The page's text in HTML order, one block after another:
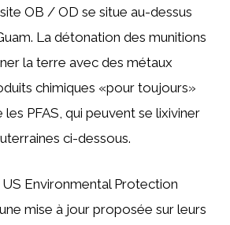
OB / OD se situe au-dessus
La détonation des munitions
la terre avec des métaux
chimiques «pour toujours»
PFAS, qui peuvent se lixiviner
ci-dessous.
US Environmental Protection
mise à jour proposée sur leurs